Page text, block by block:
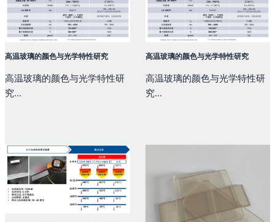
高温玻璃的颜色与光学特性研究
高温玻璃的颜色与光学特性研
究...
高温玻璃的颜色与光学特性研究
高温玻璃的颜色与光学特性研
究...